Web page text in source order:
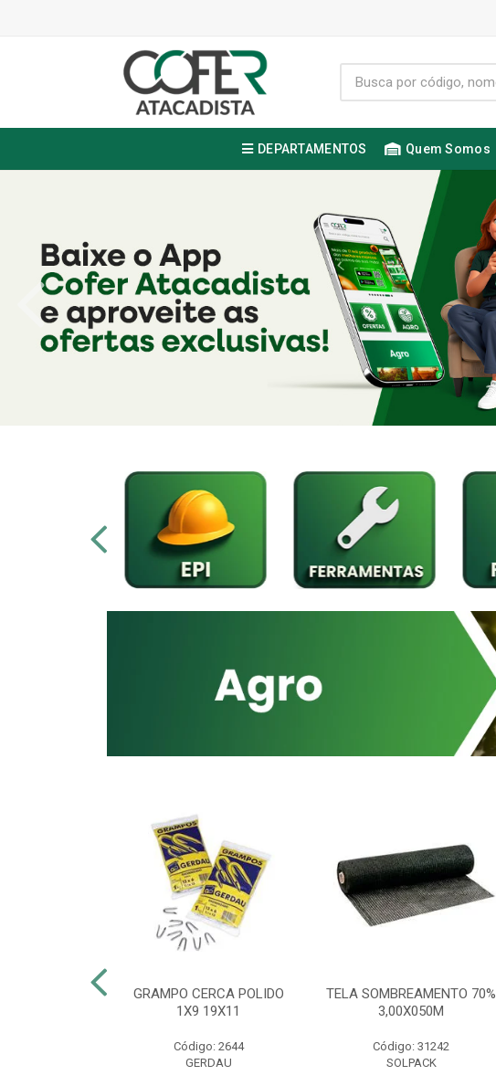
DEPARTAMENTOS Quem Somos
GRAMPO CERCA POLIDO
1X9 19X11
Código: 2644
GERDAU
TELA SOMBREAMENTO 70%
3,00X050M
Código: 31242
SOLPACK